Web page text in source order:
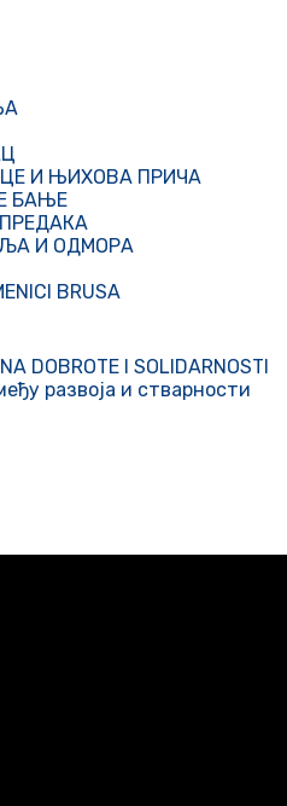
И ЊИХОВА ПРИЧА
БАЊЕ
И ОДМОРА
BRUSA
DOBROTE I SOLIDARNOSTI
развоја и стварности